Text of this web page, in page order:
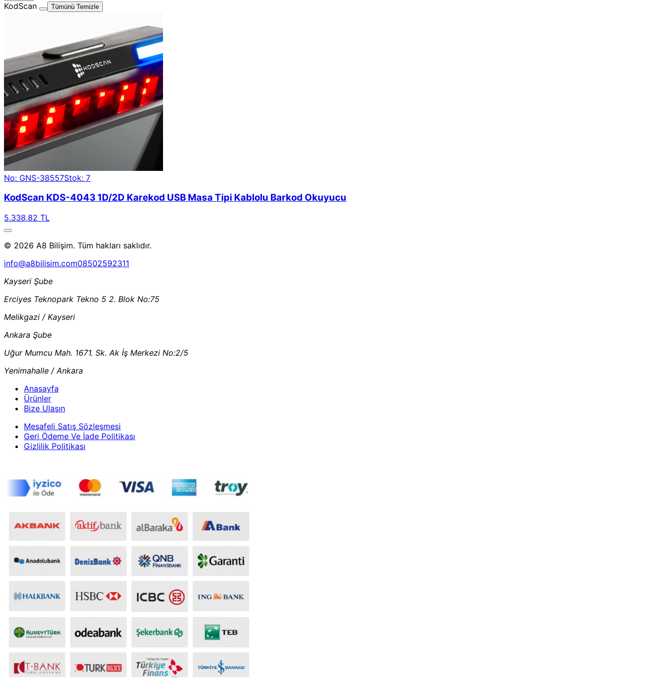
KodScan Tümünü Temizle
No: GNS-38557Stok: 7
KodScan KDS-4043 1D/2D Karekod USB Masa Tipi Kablolu Barkod Okuyucu
5.338,82 TL
© 2026 A8 Bilişim. Tüm hakları saklıdır.
info@a8bilisim.com08502592311
Kayseri Şube
Erciyes Teknopark Tekno 5 2. Blok No:75
Melikgazi / Kayseri
Ankara Şube
Uğur Mumcu Mah. 1671. Sk. Ak İş Merkezi No:2/5
Yenimahalle / Ankara
Anasayfa
Ürünler
Bize Ulaşın
Mesafeli Satış Sözleşmesi
Geri Ödeme Ve İade Politikası
Gizlilik Politikası